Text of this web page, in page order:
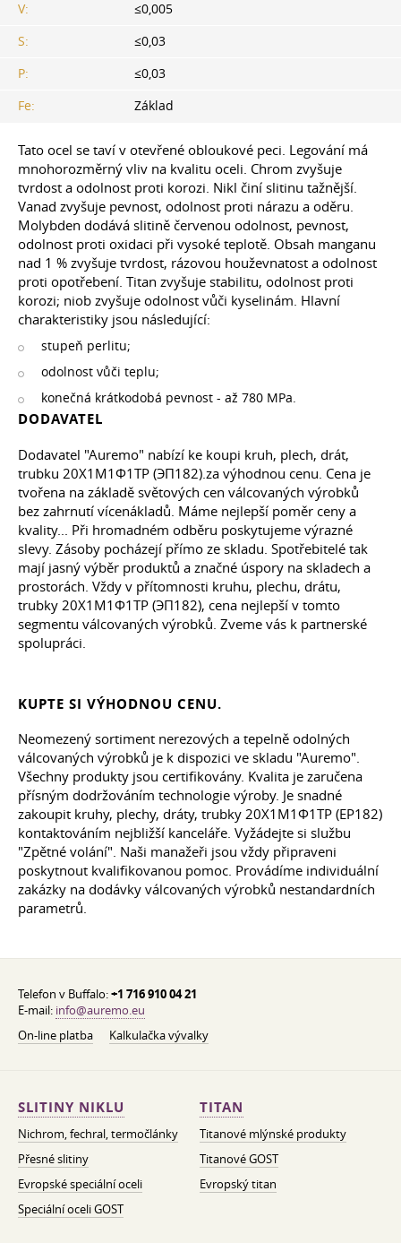
V:
≤0,005
S:
≤0,03
P:
≤0,03
Fe:
Základ
Tato ocel se taví v otevřené obloukové peci. Legování má
mnohorozměrný vliv na kvalitu oceli. Chrom zvyšuje
tvrdost a odolnost proti korozi. Nikl činí slitinu tažnější.
Vanad zvyšuje pevnost, odolnost proti nárazu a oděru.
Molybden dodává slitině červenou odolnost, pevnost,
odolnost proti oxidaci při vysoké teplotě. Obsah manganu
nad 1 % zvyšuje tvrdost, rázovou houževnatost a odolnost
proti opotřebení. Titan zvyšuje stabilitu, odolnost proti
korozi; niob zvyšuje odolnost vůči kyselinám. Hlavní
charakteristiky jsou následující:
stupeň perlitu;
odolnost vůči teplu;
konečná krátkodobá pevnost - až 780 MPa.
DODAVATEL
Dodavatel "Auremo" nabízí ke koupi kruh, plech, drát,
trubku 20Х1М1Ф1ТР (ЭП182).za výhodnou cenu. Cena je
tvořena na základě světových cen válcovaných výrobků
bez zahrnutí vícenákladů. Máme nejlepší poměr ceny a
kvality... Při hromadném odběru poskytujeme výrazné
slevy. Zásoby pocházejí přímo ze skladu. Spotřebitelé tak
mají jasný výběr produktů a značné úspory na skladech a
prostorách. Vždy v přítomnosti kruhu, plechu, drátu,
trubky 20Х1М1Ф1ТР (ЭП182), cena nejlepší v tomto
segmentu válcovaných výrobků. Zveme vás k partnerské
spolupráci.
KUPTE SI VÝHODNOU CENU.
Neomezený sortiment nerezových a tepelně odolných
válcovaných výrobků je k dispozici ve skladu "Auremo".
Všechny produkty jsou certifikovány. Kvalita je zaručena
přísným dodržováním technologie výroby. Je snadné
zakoupit kruhy, plechy, dráty, trubky 20Х1М1Ф1ТР (EP182)
kontaktováním nejbližší kanceláře. Vyžádejte si službu
"Zpětné volání". Naši manažeři jsou vždy připraveni
poskytnout kvalifikovanou pomoc. Provádíme individuální
zakázky na dodávky válcovaných výrobků nestandardních
parametrů.
Telefon v Buffalo:+1 716 910 04 21
E-mail: info@auremo.eu
On-line platba
Kalkulačka vývalky
SLITINY NIKLU
Nichrom, fechral, termočlánky
Přesné slitiny
Evropské speciální oceli
Speciální oceli GOST
TITAN
Titanové mlýnské produkty
Titanové GOST
Evropský titan